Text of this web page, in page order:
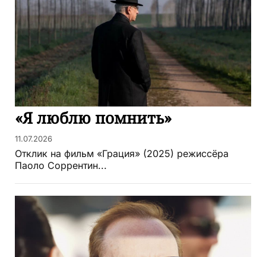
«Я люблю помнить»
11.07.2026
Отклик на фильм «Грация» (2025) режиссёра
Паоло Соррентин...